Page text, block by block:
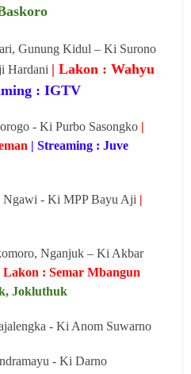
Gunung Kidul – Ki Surono
Hardani | Lakon : Wahyu
: IGTV
- Ki Purbo Sasongko |
| Streaming : Juve
Ngawi - Ki MPP Bayu Aji |
Nganjuk – Ki Akbar
Lakon : Semar Mbangun
Jokluthuk
- Ki Anom Suwarno
- Ki Darno